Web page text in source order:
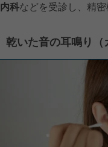
内科などを受診し、精密
乾いた音の耳鳴り（